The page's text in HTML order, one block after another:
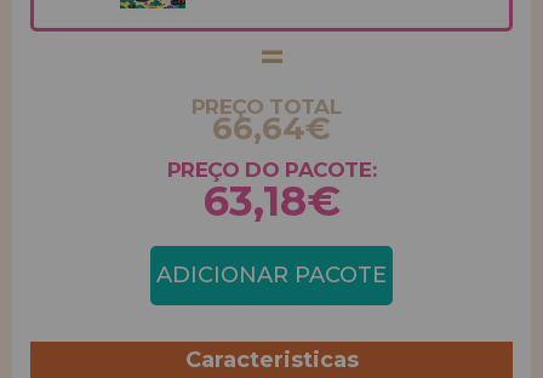
PREÇO TOTAL
66,64€
PREÇO DO PACOTE:
63,18€
ADICIONAR PACOTE
Caracteristicas